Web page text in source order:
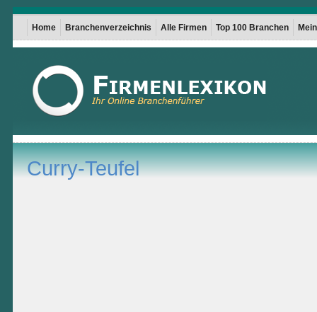
Home Branchenverzeichnis Alle Firmen Top 100 Branchen
Curry-Teufel